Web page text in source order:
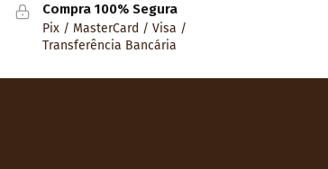
Compra 100% Segura
Pix / MasterCard / Visa /
Transferência Bancária